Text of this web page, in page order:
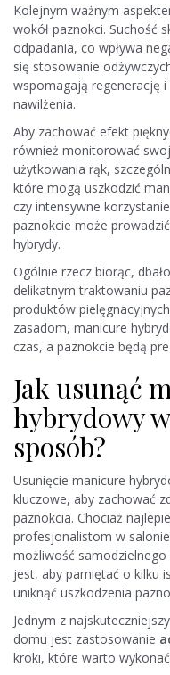
Kolejnym ważnym
wokół paznokci. Suchość
odpadania, co wpływa
się stosowanie
wspomagają regenerację
nawilżenia.
Aby zachować efekt
również monitorować
użytkowania rąk,
które mogą uszkodzić
czy intensywne
paznokcie może
hybrydy.
Ogólnie rzecz biorąc,
delikatnym traktowaniu
produktów
zasadom, manicure
czas, a paznokcie będą
Jak usunąć
hybrydowy
sposób?
Usunięcie manicure
kluczowe, aby zachować
paznokcia. Chociaż
profesjonalistom w
możliwość samodzielnego
jest, aby pamiętać o kilku
uniknąć uszkodzenia
Jednym z
domu jest zastosowanie
kroki, które warto